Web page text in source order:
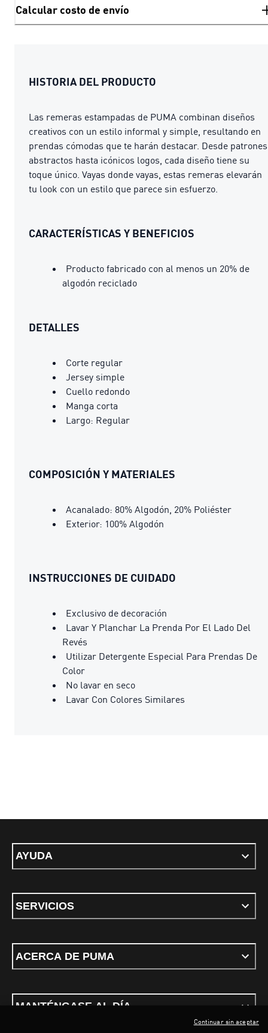
Calcular costo de envío
HISTORIA DEL PRODUCTO
Las remeras estampadas de PUMA combinan diseños
creativos con un estilo informal y simple, resultando en
prendas cómodas que te harán destacar. Desde patrones
abstractos hasta icónicos logos, cada diseño tiene su
toque único. Vayas donde vayas, estas remeras elevarán
tu look con un estilo que parece sin esfuerzo.
CARACTERÍSTICAS Y BENEFICIOS
Producto fabricado con al menos un 20% de
algodón reciclado
DETALLES
Corte regular
Jersey simple
Cuello redondo
Manga corta
Largo: Regular
COMPOSICIÓN Y MATERIALES
Acanalado: 80% Algodón, 20% Poliéster
Exterior: 100% Algodón
INSTRUCCIONES DE CUIDADO
Exclusivo de decoración
Lavar Y Planchar La Prenda Por El Lado Del
Revés
Utilizar Detergente Especial Para Prendas De
Color
No lavar en seco
Lavar Con Colores Similares
AYUDA
SERVICIOS
ACERCA DE PUMA
MANTÉNGASE AL DÍA
Continuar sin aceptar